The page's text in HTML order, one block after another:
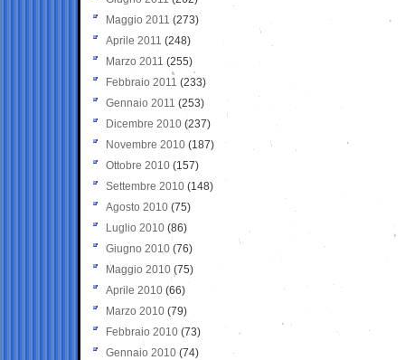
Maggio 2011 (273)
Aprile 2011 (248)
Marzo 2011 (255)
Febbraio 2011 (233)
Gennaio 2011 (253)
Dicembre 2010 (237)
Novembre 2010 (187)
Ottobre 2010 (157)
Settembre 2010 (148)
Agosto 2010 (75)
Luglio 2010 (86)
Giugno 2010 (76)
Maggio 2010 (75)
Aprile 2010 (66)
Marzo 2010 (79)
Febbraio 2010 (73)
Gennaio 2010 (74)